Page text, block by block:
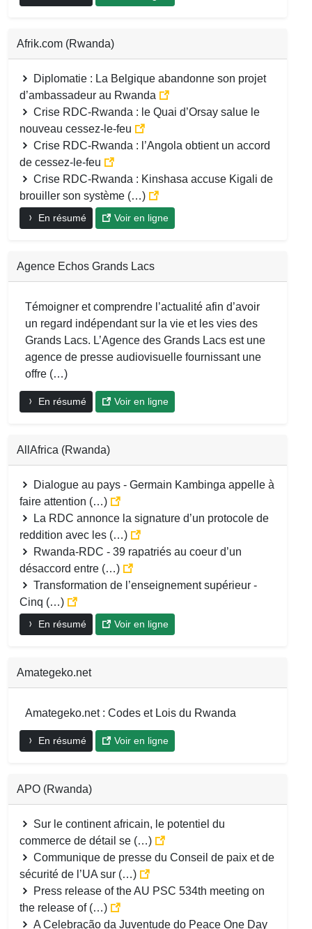
Afrik.com (Rwanda)
Diplomatie : La Belgique abandonne son projet
d’ambassadeur au Rwanda
Crise RDC-Rwanda : le Quai d’Orsay salue le
nouveau cessez-le-feu
Crise RDC-Rwanda : l’Angola obtient un accord
de cessez-le-feu
Crise RDC-Rwanda : Kinshasa accuse Kigali de
brouiller son système (…)
En résumé Voir en ligne
Agence Echos Grands Lacs
Témoigner et comprendre l’actualité afin d’avoir
un regard indépendant sur la vie et les vies des
Grands Lacs. L’Agence des Grands Lacs est une
agence de presse audiovisuelle fournissant une
offre (…)
En résumé Voir en ligne
AllAfrica (Rwanda)
Dialogue au pays - Germain Kambinga appelle à
faire attention (…)
La RDC annonce la signature d’un protocole de
reddition avec les (…)
Rwanda-RDC - 39 rapatriés au coeur d’un
désaccord entre (…)
Transformation de l’enseignement supérieur -
Cinq (…)
En résumé Voir en ligne
Amategeko.net
Amategeko.net : Codes et Lois du Rwanda
En résumé Voir en ligne
APO (Rwanda)
Sur le continent africain, le potentiel du
commerce de détail se (…)
Communique de presse du Conseil de paix et de
sécurité de l’UA sur (…)
Press release of the AU PSC 534th meeting on
the release of (…)
A Celebração da Juventude do Peace One Day